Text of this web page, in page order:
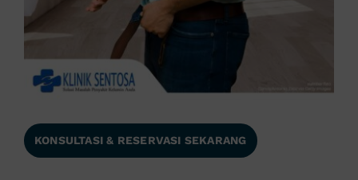
KONSULTASI & RESERVASI SEKARANG